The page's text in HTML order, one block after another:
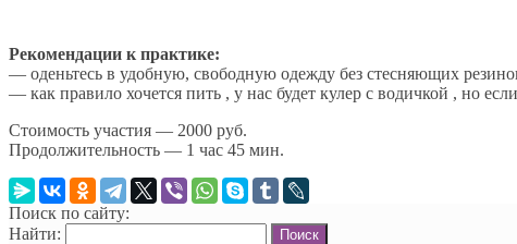
Рекомендации к практике:
— оденьтесь в удобную, свободную одежду без стесняющих
— как правило хочется пить , у нас будет кулер с водичкой , но
Стоимость участия — 2000 руб.
Продолжительность — 1 час 45 мин.
Поиск по сайту:
Найти: